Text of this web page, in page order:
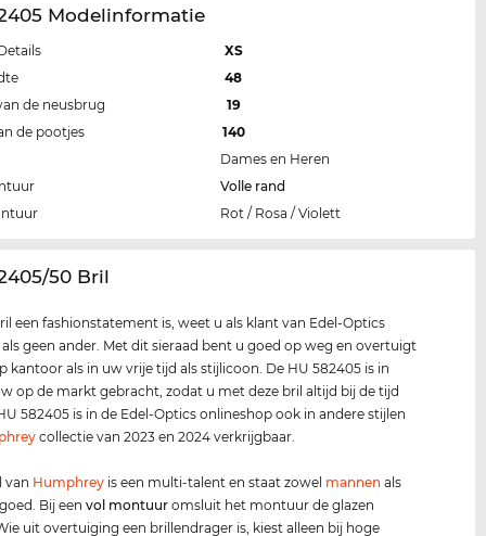
Modelinformatie
XS
48
de neusbrug
19
de pootjes
140
Dames en Heren
Volle rand
Rot / Rosa / Violett
50 Bril
een fashionstatement is, weet u als klant van Edel-Optics
geen ander. Met dit sieraad bent u goed op weg en overtuigt
kantoor als in uw vrije tijd als stijlicoon. De HU 582405 is in
op de markt gebracht, zodat u met deze bril altijd bij de tijd
582405 is in de Edel-Optics onlineshop ook in andere stijlen
collectie van 2023 en 2024 verkrijgbaar.
van Humphrey is een multi-talent en staat zowel mannen als
goed. Bij eenvol montuur omsluit het montuur de glazen
uit overtuiging een brillendrager is, kiest alleen bij hoge